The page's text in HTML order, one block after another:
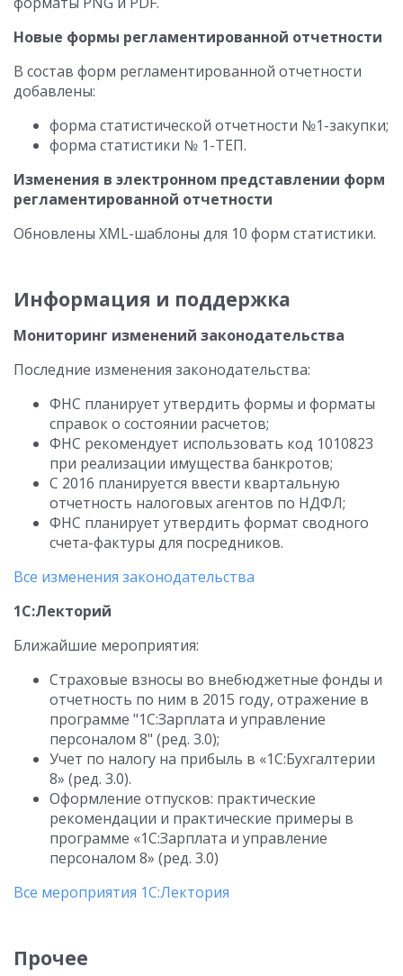
Новые формы регламентированной отчетности
В состав форм регламентированной отчетности
добавлены:
форма статистической отчетности №1-закупки;
форма статистики № 1-ТЕП.
Изменения в электронном представлении форм
регламентированной отчетности
Обновлены XML-шаблоны для 10 форм статистики.
Информация и поддержка
Мониторинг изменений законодательства
Последние изменения законодательства:
ФНС планирует утвердить формы и форматы
справок о состоянии расчетов;
ФНС рекомендует использовать код 1010823
при реализации имущества банкротов;
С 2016 планируется ввести квартальную
отчетность налоговых агентов по НДФЛ;
ФНС планирует утвердить формат сводного
счета-фактуры для посредников.
Все изменения законодательства
1С:Лекторий
Ближайшие мероприятия:
Cтраховые взносы во внебюджетные фонды и
отчетность по ним в 2015 году, отражение в
программе "1С:Зарплата и управление
персоналом 8" (ред. 3.0);
Учет по налогу на прибыль в «1С:Бухгалтерии
8» (ред. 3.0).
Оформление отпусков: практические
рекомендации и практические примеры в
программе «1С:Зарплата и управление
персоналом 8» (ред. 3.0)
Все мероприятия 1С:Лектория
Прочее